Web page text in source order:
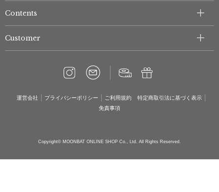
Contents
Customer
運営会社 プライバシーポリシー ご利用規約
特定商取引法に基づく表示
免責事項
Copyright© MOONBAT ONLINE SHOP Co., Ltd. All Rights Reserved.